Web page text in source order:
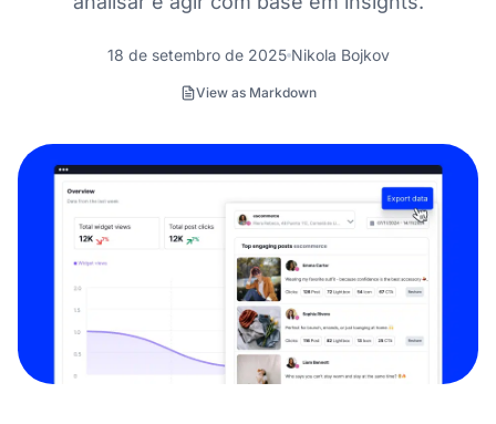
18 de setembro de 2025 Nikola Bojkov
View as Markdown